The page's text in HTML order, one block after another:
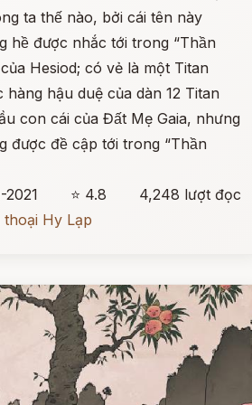
ta thế nào, bởi cái tên này
hề được nhắc tới trong “Thần
Hesiod; có vẻ là một Titan
hàng hậu duệ của dàn 12 Titan
con cái của Đất Mẹ Gaia, nhưng
được đề cập tới trong “Thần
2021
⭐ 4.8
4,248 lượt đọc
thoại Hy Lạp